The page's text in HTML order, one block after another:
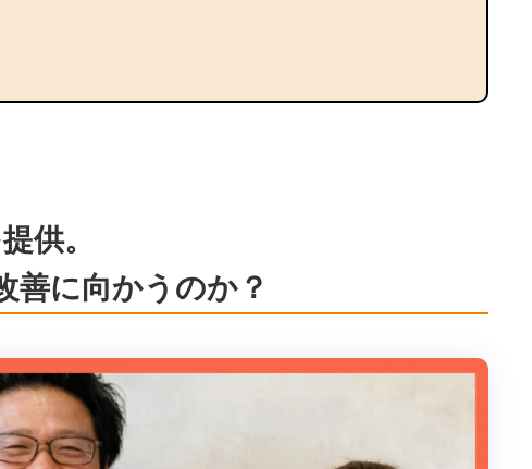
供。
善に向かうのか？